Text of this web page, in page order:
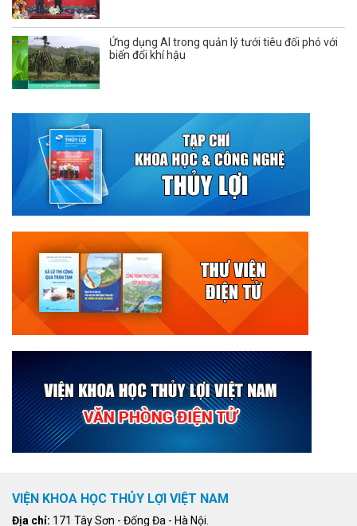
Ứng dụng AI trong quản lý tưới tiêu đối phó với
biến đổi khí hậu
VIỆN KHOA HỌC THỦY LỢI VIỆT NAM
Địa chỉ: 171 Tây Sơn - Đống Đa - Hà Nội.